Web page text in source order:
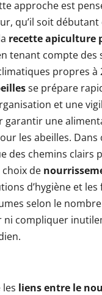
approche est
qu’il soit
recette apiculture
tenant compte des
propres à
se prépare
et une
garantir une
les abeilles. Dans
des chemins clairs
de
d’hygiène et les
selon le
ni compliquer
liens entre le